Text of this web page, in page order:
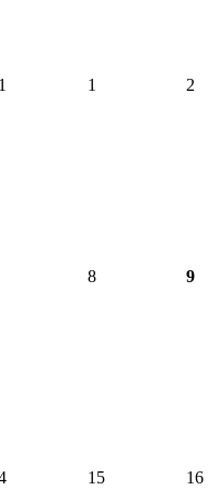
1 2
8 9
15 16